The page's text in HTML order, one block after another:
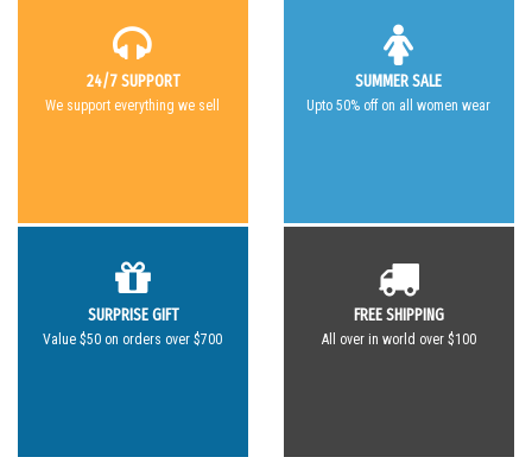
24/7 SUPPORT
We support everything we sell
SUMMER SALE
Upto 50% off on all women wear
SURPRISE GIFT
Value $50 on orders over $700
FREE SHIPPING
All over in world over $100